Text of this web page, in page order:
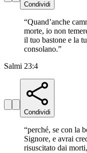
Condividi
“Quand’anche
morte, io non
il tuo bastone e la
consolano.”
Salmi 23:4
Condividi
“perché, se con la
Signore, e avrai
risuscitato dai